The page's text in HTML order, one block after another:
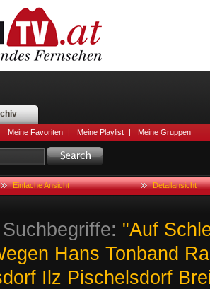
Meine Favoriten | Meine Playlist | Meine Gruppen
Einfache Ansicht Detailansicht
"Auf
Hans Tonband
Ilz Pischelsdorf